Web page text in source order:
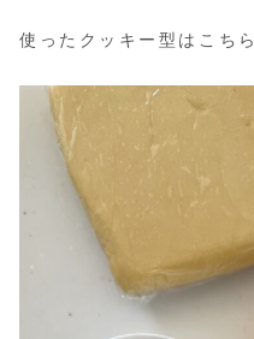
使ったクッキー型はこちら